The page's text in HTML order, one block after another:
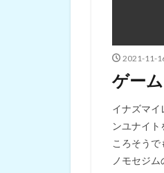
2021-11-
ゲー
イナズマイ
ンユナイ
ころそう
ノモセジ